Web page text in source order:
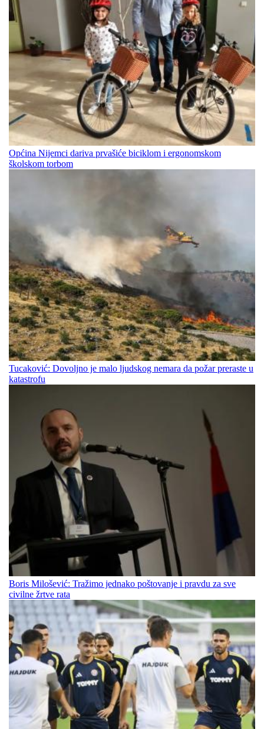
Općina Nijemci dariva prvašiće biciklom i ergonomskom
školskom torbom
Tucaković: Dovoljno je malo ljudskog nemara da požar preraste u
katastrofu
Boris Milošević: Tražimo jednako poštovanje i pravdu za sve
civilne žrtve rata